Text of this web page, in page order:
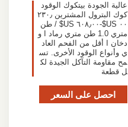
عالية الجودة بيتكوك الوقود
كوك البترول المشترين ٢٣٠٫
٠٠ US$-٦٠٨٫٠٠ US$ / طن
متري 1.0 طن متري رماد ا و
دخان ا أقل من الفحم العاد
ي وأنواع الوقود الأخرى. تس
مح مقاومة التآكل الجيدة لك
ل قطعة
احصل على السعر